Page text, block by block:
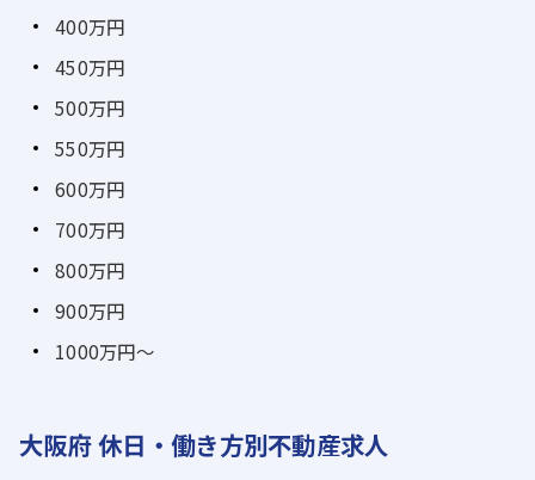
400万円
450万円
500万円
550万円
600万円
700万円
800万円
900万円
1000万円～
大阪府 休日・働き方別不動産求人